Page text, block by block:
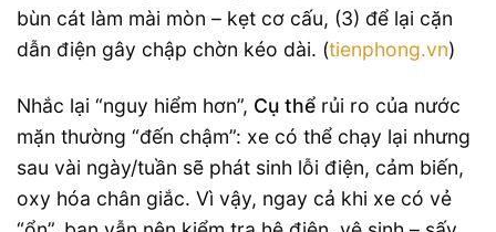
bùn cát làm mài mòn – kẹt cơ cấu, (3) để lại cặn
dẫn điện gây chập chờn kéo dài. (tienphong.vn)
Nhắc lại “nguy hiểm hơn”, Cụ thể rủi ro của nước
mặn thường “đến chậm”: xe có thể chạy lại nhưng
sau vài ngày/tuần sẽ phát sinh lỗi điện, cảm biến,
oxy hóa chân giắc. Vì vậy, ngay cả khi xe có vẻ